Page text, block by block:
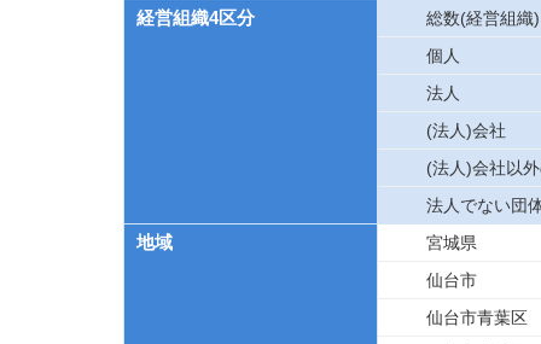
経営組織4区分
総数(経営組織)
個人
法人
(法人)会社
(法人)会社以
法人でない団
地域
宮城県
仙台市
仙台市青葉区